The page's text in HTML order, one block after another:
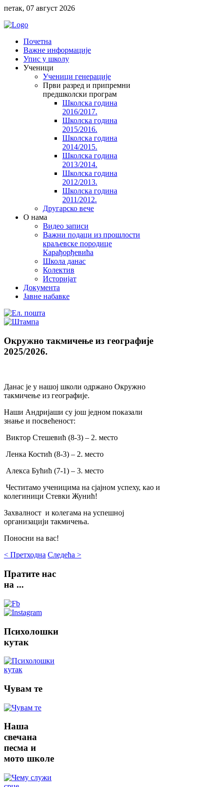
петак, 07 август 2026
Почетна
Важне информације
Упис у школу
Ученици
Ученици генерације
Први разред и припремни
предшколски програм
Школска година
2016/2017.
Школска година
2015/2016.
Школска година
2014/2015.
Школска година
2013/2014.
Школска година
2012/2013.
Школска година
2011/2012.
Другарско вече
O нама
Видео записи
Важни подаци из прошлости
краљевске породице
Карађорђевића
Школа данас
Колектив
Историјат
Документа
Јавне набавке
Окружно такмичење из географије
2025/2026.
Данас је у нашој школи одржано Окружно
такмичење из географије.
Наши Андријаши су још једном показали
знање и посвећеност:
Виктор Стешевић (8-3) – 2. место
Ленка Костић (8-3) – 2. место
Алекса Бућић (7-1) – 3. место
Честитамо ученицима на сјајном успеху, као и
колегиници Стевки Жунић!
Захвалност и колегама на успешној
организацији такмичења.
Поносни на вас!
< Претходна Следећа >
Пратите нас
на ...
Психолошки
кутак
Чувам те
Наша
свечана
песма и
мото школе